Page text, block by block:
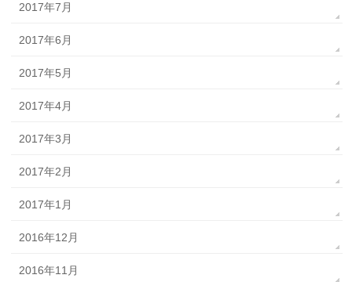
2017年7月
2017年6月
2017年5月
2017年4月
2017年3月
2017年2月
2017年1月
2016年12月
2016年11月